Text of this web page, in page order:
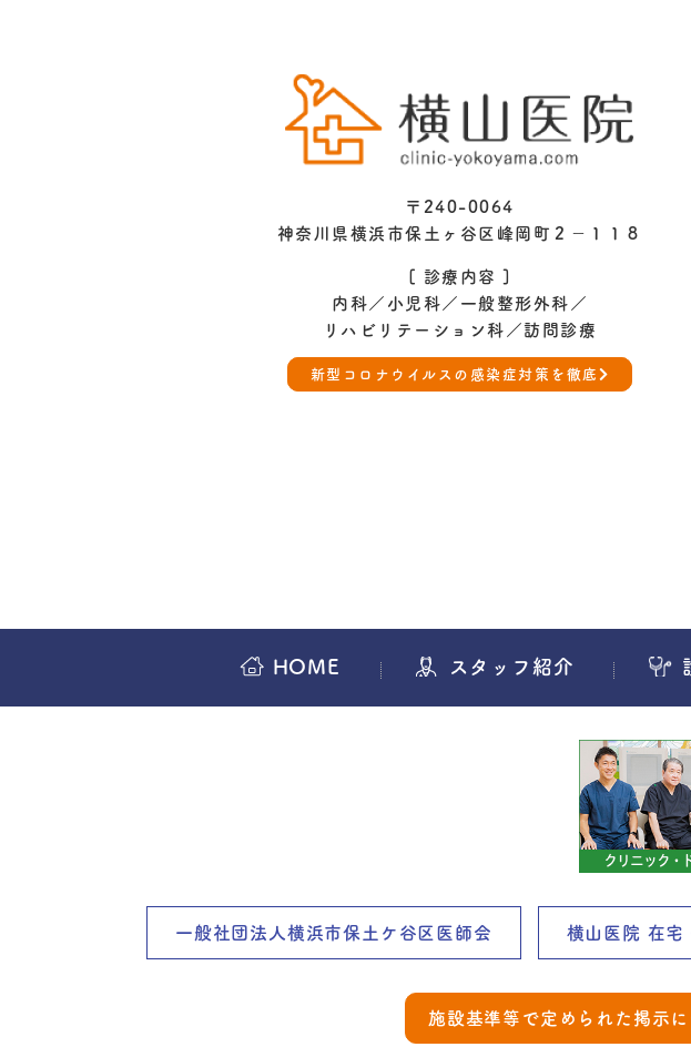
〒240-0064
神奈川県横浜市保土ヶ谷区峰岡町２−１１８
[ 診療内容 ]
内科／小児科／一般整形外科／
リハビリテーション科／訪問診療
新型コロナウイルスの感染症対策を徹底
HOME スタッフ紹介
一般社団法人横浜市保土ケ谷区医師会 横山医院 在宅
施設基準等で定められた掲示に